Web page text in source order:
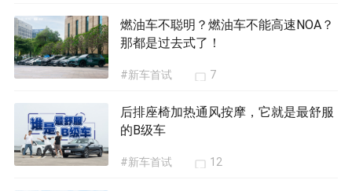
燃油车不聪明？燃油车不能高速NOA？
那都是过去式了！
#新车首试 7
后排座椅加热通风按摩，它就是最舒服
的B级车
#新车首试 12